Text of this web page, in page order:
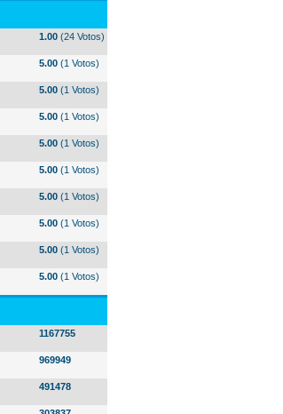
1.00 (24 Votos)
5.00 (1 Votos)
5.00 (1 Votos)
5.00 (1 Votos)
5.00 (1 Votos)
5.00 (1 Votos)
5.00 (1 Votos)
5.00 (1 Votos)
5.00 (1 Votos)
5.00 (1 Votos)
1167755
969949
491478